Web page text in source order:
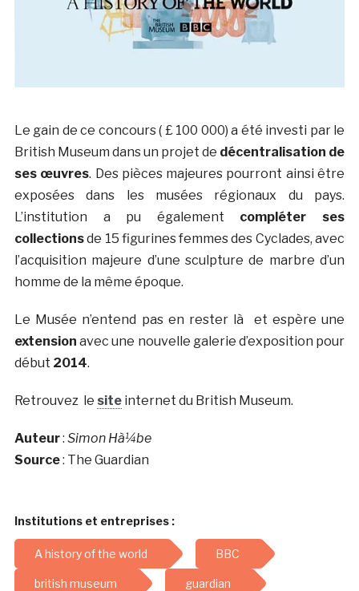
Le gain de ce concours ( £ 100 000) a été investi par le
British Museum dans un projet de décentralisation de
ses œuvres. Des pièces majeures pourront ainsi être
exposées dans les musées régionaux du pays.
L’institution a pu également compléter ses
collectionsde 15 figurines femmes des Cyclades, avec
l’acquisition majeure d’une sculpture de marbre d’un
homme de la même époque.
Le Musée n’entend pas en rester là et espère une
extensionavec une nouvelle galerie d’exposition pour
début 2014.
Retrouvez le siteinternet du British Museum.
Auteur: Simon Hà¼be
Source: The Guardian
Institutions et entreprises :
A history of the world BBC
british museum guardian